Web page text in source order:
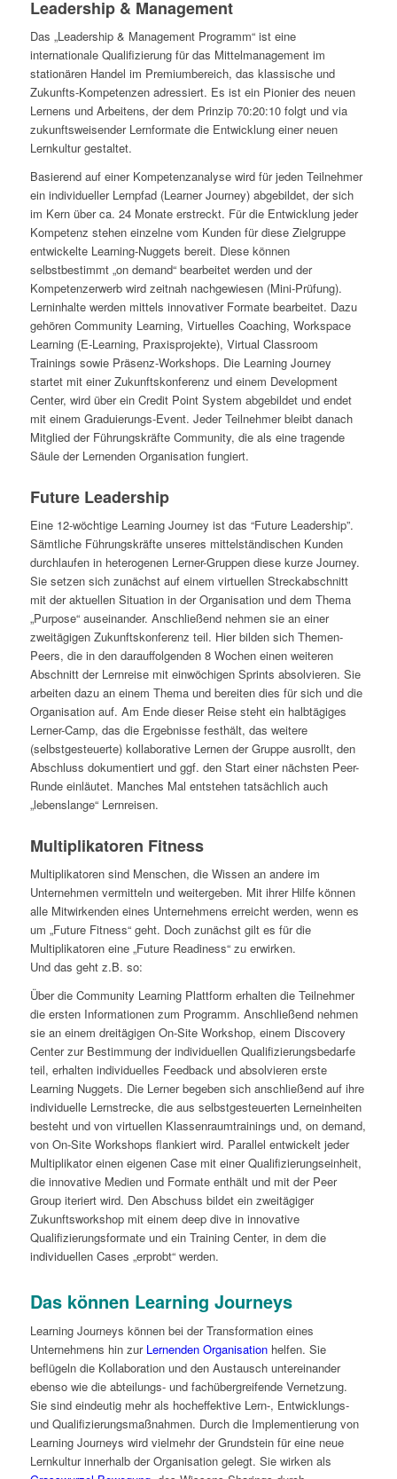
Leadership & Management
Das „Leadership & Management Programm“ ist eine
internationale Qualifizierung für das Mittelmanagement im
stationären Handel im Premiumbereich, das klassische und
Zukunfts-Kompetenzen adressiert. Es ist ein Pionier des neuen
Lernens und Arbeitens, der dem Prinzip 70:20:10 folgt und via
zukunftsweisender Lernformate die Entwicklung einer neuen
Lernkultur gestaltet.
Basierend auf einer Kompetenzanalyse wird für jeden Teilnehmer
ein individueller Lernpfad (Learner Journey) abgebildet, der sich
im Kern über ca. 24 Monate erstreckt. Für die Entwicklung jeder
Kompetenz stehen einzelne vom Kunden für diese Zielgruppe
entwickelte Learning-Nuggets bereit. Diese können
selbstbestimmt „on demand“ bearbeitet werden und der
Kompetenzerwerb wird zeitnah nachgewiesen (Mini-Prüfung).
Lerninhalte werden mittels innovativer Formate bearbeitet. Dazu
gehören Community Learning, Virtuelles Coaching, Workspace
Learning (E-Learning, Praxisprojekte), Virtual Classroom
Trainings sowie Präsenz-Workshops. Die Learning Journey
startet mit einer Zukunftskonferenz und einem Development
Center, wird über ein Credit Point System abgebildet und endet
mit einem Graduierungs-Event. Jeder Teilnehmer bleibt danach
Mitglied der Führungskräfte Community, die als eine tragende
Säule der Lernenden Organisation fungiert.
Future Leadership
Eine 12-wöchtige Learning Journey ist das “Future Leadership”.
Sämtliche Führungskräfte unseres mittelständischen Kunden
durchlaufen in heterogenen Lerner-Gruppen diese kurze Journey.
Sie setzen sich zunächst auf einem virtuellen Streckabschnitt
mit der aktuellen Situation in der Organisation und dem Thema
„Purpose“ auseinander. Anschließend nehmen sie an einer
zweitägigen Zukunftskonferenz teil. Hier bilden sich Themen-
Peers, die in den darauffolgenden 8 Wochen einen weiteren
Abschnitt der Lernreise mit einwöchigen Sprints absolvieren. Sie
arbeiten dazu an einem Thema und bereiten dies für sich und die
Organisation auf. Am Ende dieser Reise steht ein halbtägiges
Lerner-Camp, das die Ergebnisse festhält, das weitere
(selbstgesteuerte) kollaborative Lernen der Gruppe ausrollt, den
Abschluss dokumentiert und ggf. den Start einer nächsten Peer-
Runde einläutet. Manches Mal entstehen tatsächlich auch
„lebenslange“ Lernreisen.
Multiplikatoren Fitness
Multiplikatoren sind Menschen, die Wissen an andere im
Unternehmen vermitteln und weitergeben. Mit ihrer Hilfe können
alle Mitwirkenden eines Unternehmens erreicht werden, wenn es
um „Future Fitness“ geht. Doch zunächst gilt es für die
Multiplikatoren eine „Future Readiness“ zu erwirken.
Und das geht z.B. so:
Über die Community Learning Plattform erhalten die Teilnehmer
die ersten Informationen zum Programm. Anschließend nehmen
sie an einem dreitägigen On-Site Workshop, einem Discovery
Center zur Bestimmung der individuellen Qualifizierungsbedarfe
teil, erhalten individuelles Feedback und absolvieren erste
Learning Nuggets. Die Lerner begeben sich anschließend auf ihre
individuelle Lernstrecke, die aus selbstgesteuerten Lerneinheiten
besteht und von virtuellen Klassenraumtrainings und, on demand,
von On-Site Workshops flankiert wird. Parallel entwickelt jeder
Multiplikator einen eigenen Case mit einer Qualifizierungseinheit,
die innovative Medien und Formate enthält und mit der Peer
Group iteriert wird. Den Abschuss bildet ein zweitägiger
Zukunftsworkshop mit einem deep dive in innovative
Qualifizierungsformate und ein Training Center, in dem die
individuellen Cases „erprobt“ werden.
Das können Learning Journeys
Learning Journeys können bei der Transformation eines
Unternehmens hin zur Lernenden Organisationhelfen. Sie
beflügeln die Kollaboration und den Austausch untereinander
ebenso wie die abteilungs- und fachübergreifende Vernetzung.
Sie sind eindeutig mehr als hocheffektive Lern-, Entwicklungs-
und Qualifizierungsmaßnahmen. Durch die Implementierung von
Learning Journeys wird vielmehr der Grundstein für eine neue
Lernkultur innerhalb der Organisation gelegt. Sie wirken als